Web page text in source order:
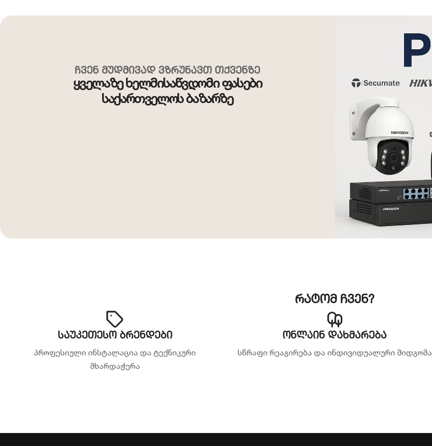
ჩვენ მუდმივად ვზრუნავთ თქვენზე
ყველაზე ხელმისაწვდომი ფასები
საქართველოს ბაზარზე
რატომ ჩვენ?
საუკეთესო ბრენდები
პროფესიული ინსტალაცია და ტექნიკური
მხარდაჭერა
ონლაინ დახმარება
სწრაფი რეაგირება და ინდივიდუალური მიდგომა